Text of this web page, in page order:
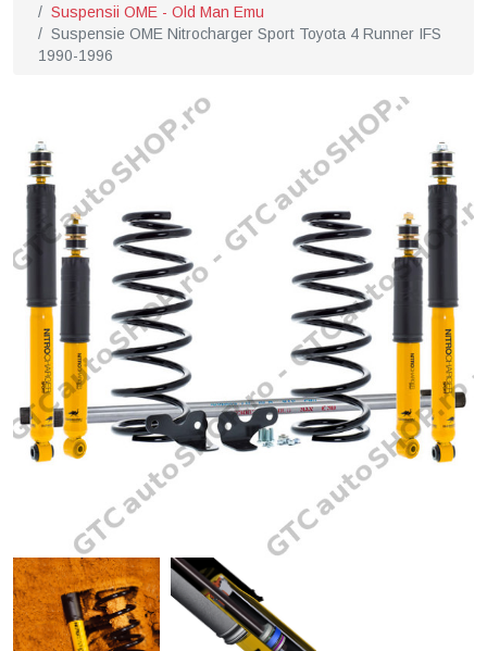
Suspensii OME - Old Man Emu
Suspensie OME Nitrocharger Sport Toyota 4 Runner IFS
1990-1996